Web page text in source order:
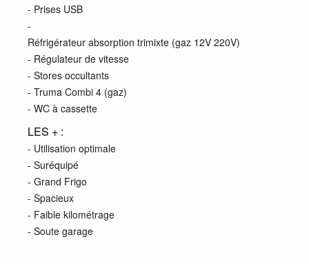
- Prises USB
-
Réfrigérateur absorption trimixte (gaz 12V 220V)
- Régulateur de vitesse
- Stores occultants
- Truma Combi 4 (gaz)
- WC à cassette
LES + :
- Utilisation optimale
- Suréquipé
- Grand Frigo
- Spacieux
- Faible kilométrage
- Soute garage